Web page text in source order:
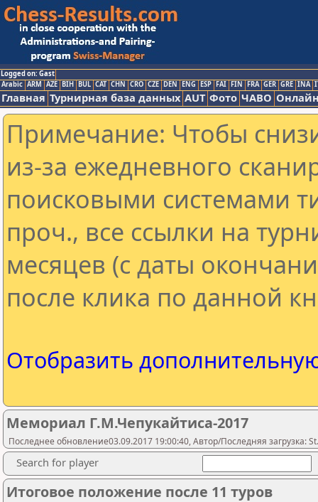
Logged on: Gast
Arabic ARM AZE BIH BUL CAT CHN CRO CZE DEN ENG ESP FAI FIN FRA GER GRE INA
Главная Турнирная база данных AUT Фото ЧАВО
Примечание: Чтобы
из-за ежедневного
поисковыми системами
проч., все ссылки на
месяцев (с даты
после клика по данной
Отобразить
Мемориал Г.М.Чепукайтиса-2017
Последнее обновление03.09.2017 19:00:40, Автор/Последняя загрузка:
Search for player
Итоговое положение после 11 туров